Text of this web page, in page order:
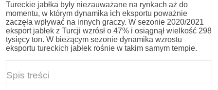
Tureckie jabłka były niezauważane na rynkach aż do
momentu, w którym dynamika ich eksportu poważnie
zaczęła wpływać na innych graczy. W sezonie 2020/2021
eksport jabłek z Turcji wzrósł o 47% i osiągnął wielkość 298
tysięcy ton. W bieżącym sezonie dynamika wzrostu
eksportu tureckich jabłek rośnie w takim samym tempie.
Spis treści